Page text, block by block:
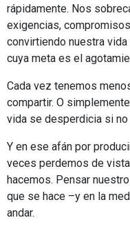
rápidamente. Nos
exigencias,
convirtiendo nuestra
cuya meta es el
Cada vez tenemos
compartir. O
vida se desperdicia si
Y en ese afán por
veces perdemos de
hacemos. Pensar
que se hace –y en la
andar.